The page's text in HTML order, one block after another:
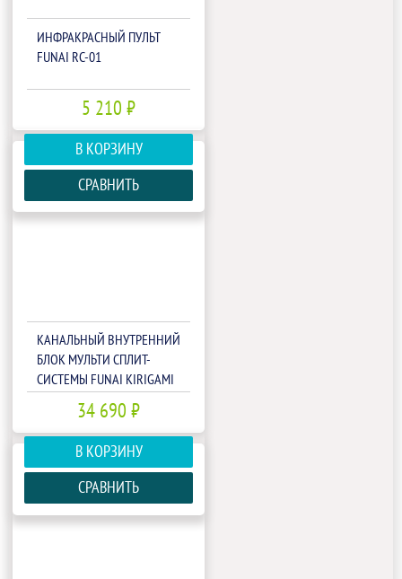
ИНФРАКРАСНЫЙ ПУЛЬТ
FUNAI RC-01
5 210 ₽
В КОРЗИНУ
СРАВНИТЬ
КАНАЛЬНЫЙ ВНУТРЕННИЙ
БЛОК МУЛЬТИ СПЛИТ-
СИСТЕМЫ FUNAI KIRIGAMI
RAM-I-KG30HP.D01/S
34 690 ₽
В КОРЗИНУ
СРАВНИТЬ